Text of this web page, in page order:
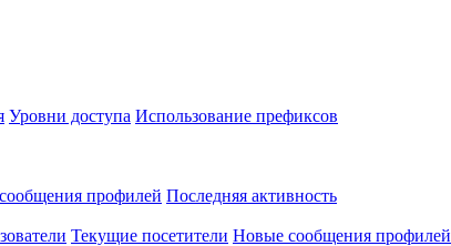
Уровни доступа Использование префиксов
профилей Последняя активность
Текущие посетители Новые сообщения профилей